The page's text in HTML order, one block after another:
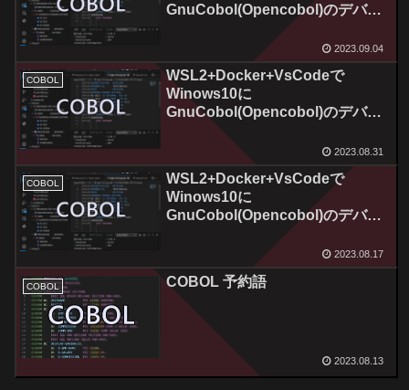
GnuCobol(Opencobol)のデバッ
グ環境を作ってみる！Vol.3
2023.09.04
COBOL
WSL2+Docker+VsCodeで
Winows10に
GnuCobol(Opencobol)のデバッ
グ環境を作ってみる！Vol.2
2023.08.31
COBOL
WSL2+Docker+VsCodeで
Winows10に
GnuCobol(Opencobol)のデバッ
グ環境を作ってみる！Vol.1
2023.08.17
COBOL COBOL 予約語
2023.08.13